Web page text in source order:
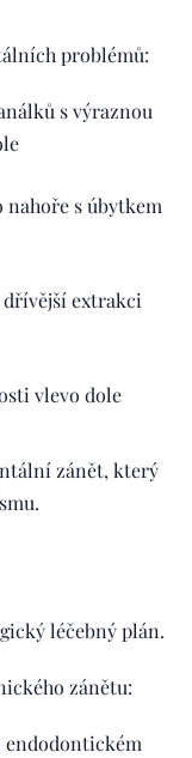
problémů:
s výraznou
s úbytkem
extrakci
vlevo dole
zánět, který
léčebný plán.
zánětu: